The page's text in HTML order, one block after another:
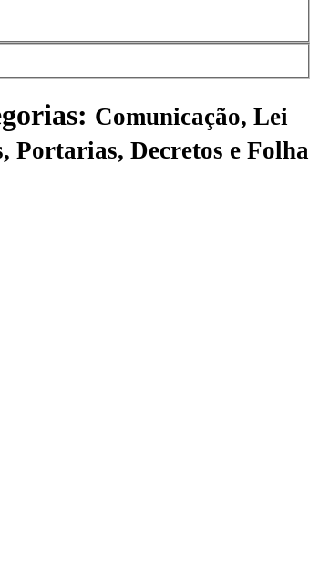
Comunicação, Lei
Portarias, Decretos e Folha